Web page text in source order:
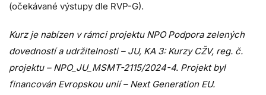
(očekávané výstupy dle RVP-G).
Kurz je nabízen v rámci projektu NPO Podpora zelených
dovedností a udržitelnosti – JU, KA 3: Kurzy CŽV, reg. č.
projektu – NPO_JU_MSMT-2115/2024-4. Projekt byl
financován Evropskou unií – Next Generation EU.